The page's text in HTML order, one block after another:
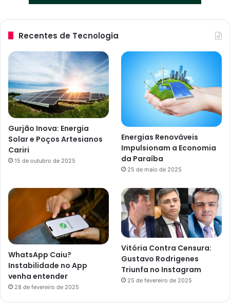
Recentes de Tecnologia
Gurjão Inova: Energia
Solar e Poços Artesianos
Cariri
15 de outubro de 2025
Energias Renováveis
Impulsionam a Economia
da Paraíba
25 de maio de 2025
WhatsApp Caiu?
Instabilidade no App
venha entender
28 de fevereiro de 2025
Vitória Contra Censura:
Gustavo Rodrigenes
Triunfa no Instagram
25 de fevereiro de 2025